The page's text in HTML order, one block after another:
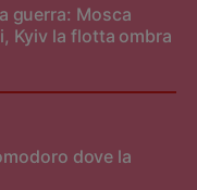
guerra: Mosca
Kyiv la flotta ombra
dove la